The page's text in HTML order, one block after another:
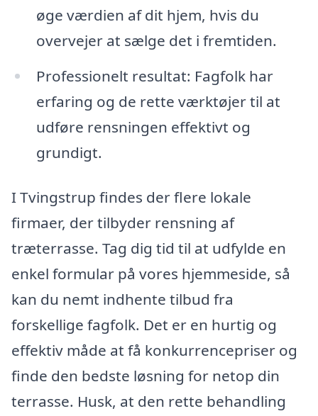
øge værdien af dit hjem, hvis du
overvejer at sælge det i fremtiden.
Professionelt resultat: Fagfolk har
erfaring og de rette værktøjer til at
udføre rensningen effektivt og
grundigt.
I Tvingstrup findes der flere lokale
firmaer, der tilbyder rensning af
træterrasse. Tag dig tid til at udfylde en
enkel formular på vores hjemmeside, så
kan du nemt indhente tilbud fra
forskellige fagfolk. Det er en hurtig og
effektiv måde at få konkurrencepriser og
finde den bedste løsning for netop din
terrasse. Husk, at den rette behandling